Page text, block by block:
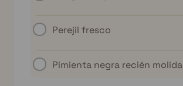
Perejil fresco
Pimienta negra recién molida